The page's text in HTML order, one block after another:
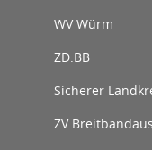
WV Würm
ZD.BB
Sicherer
ZV